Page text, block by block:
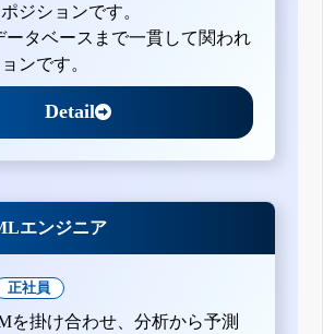
ジションです。
ータベースまで一貫して関われ
ンです。
Detail
エンジニア
正社員
を掛け合わせ、分析から予測